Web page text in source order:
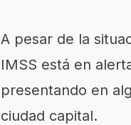
A pesar de la
IMSS está en
presentando en
ciudad capital.